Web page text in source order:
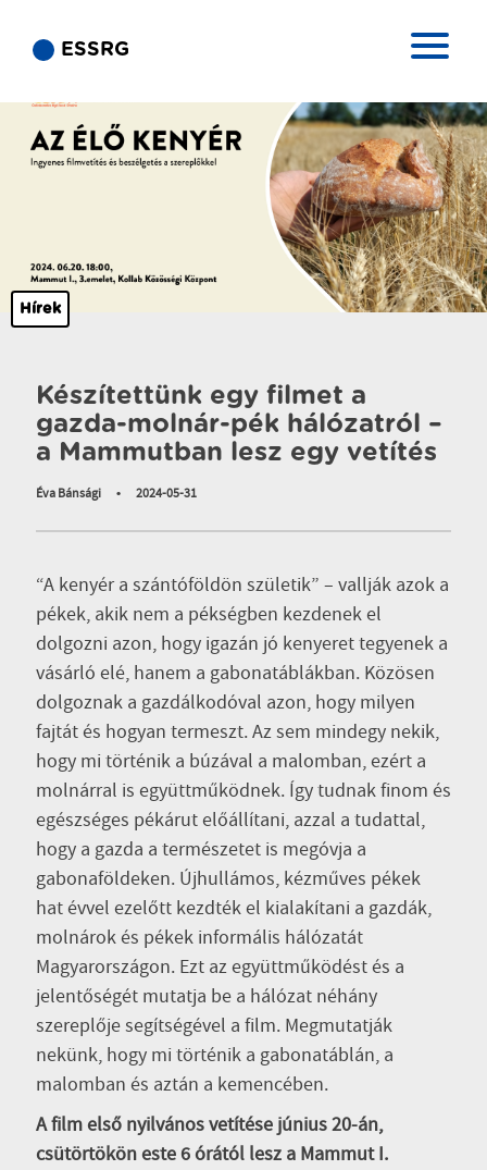
ESSRG
Hírek
Készítettünk egy filmet a
gazda-molnár-pék hálózatról –
a Mammutban lesz egy vetítés
Éva Bánsági • 2024-05-31
“A kenyér a szántóföldön születik” – vallják azok a
pékek, akik nem a pékségben kezdenek el
dolgozni azon, hogy igazán jó kenyeret tegyenek a
vásárló elé, hanem a gabonatáblákban. Közösen
dolgoznak a gazdálkodóval azon, hogy milyen
fajtát és hogyan termeszt. Az sem mindegy nekik,
hogy mi történik a búzával a malomban, ezért a
molnárral is együttműködnek. Így tudnak finom és
egészséges pékárut előállítani, azzal a tudattal,
hogy a gazda a természetet is megóvja a
gabonaföldeken. Újhullámos, kézműves pékek
hat évvel ezelőtt kezdték el kialakítani a gazdák,
molnárok és pékek informális hálózatát
Magyarországon. Ezt az együttműködést és a
jelentőségét mutatja be a hálózat néhány
szereplője segítségével a film. Megmutatják
nekünk, hogy mi történik a gabonatáblán, a
malomban és aztán a kemencében.
A film első nyilvános vetítése június 20-án,
csütörtökön este 6 órától lesz a Mammut I.